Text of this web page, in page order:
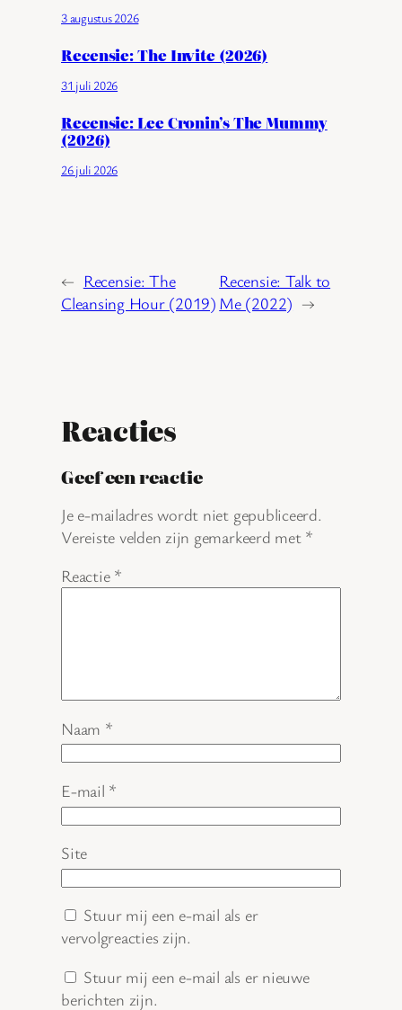
3 augustus 2026
Recensie: The Invite (2026)
31 juli 2026
Recensie: Lee Cronin’s The Mummy
(2026)
26 juli 2026
← Recensie: The
Cleansing Hour (2019)
Recensie: Talk to
Me (2022) →
Reacties
Geef een reactie
Je e-mailadres wordt niet gepubliceerd.
Vereiste velden zijn gemarkeerd met *
Reactie *
Naam *
E-mail *
Site
Stuur mij een e-mail als er
vervolgreacties zijn.
Stuur mij een e-mail als er nieuwe
berichten zijn.